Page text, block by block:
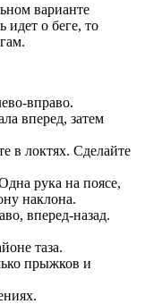
варианте
идет о беге, то
вправо.
вперед, затем
в локтях. Сделайте
рука на поясе,
наклона.
вперед-назад.
таза.
прыжков и